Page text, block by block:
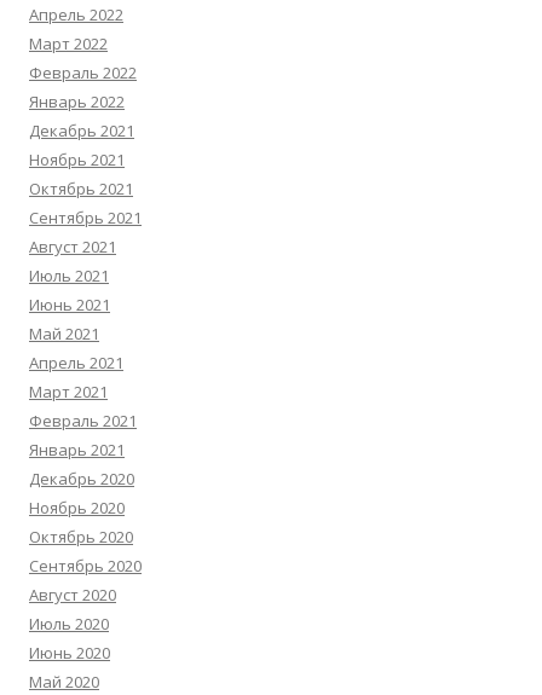
Апрель 2022
Март 2022
Февраль 2022
Январь 2022
Декабрь 2021
Ноябрь 2021
Октябрь 2021
Сентябрь 2021
Август 2021
Июль 2021
Июнь 2021
Май 2021
Апрель 2021
Март 2021
Февраль 2021
Январь 2021
Декабрь 2020
Ноябрь 2020
Октябрь 2020
Сентябрь 2020
Август 2020
Июль 2020
Июнь 2020
Май 2020